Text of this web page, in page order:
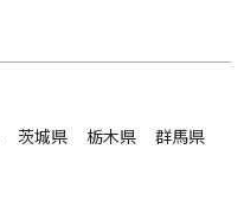
茨城県 栃木県
群馬県